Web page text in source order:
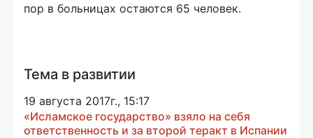
пор в больницах остаются 65 человек.
Тема в развитии
19 августа 2017г., 15:17
«Исламское государство» взяло на себя
ответственность и за второй теракт в Испании